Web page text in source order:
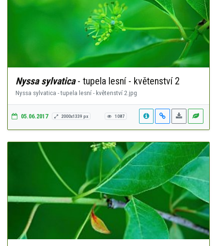
Nyssa sylvatica- tupela lesní - květenství 2
Nyssa sylvatica - tupela lesní - květenství 2.jpg
05.06.2017 2000x1339 px 1087